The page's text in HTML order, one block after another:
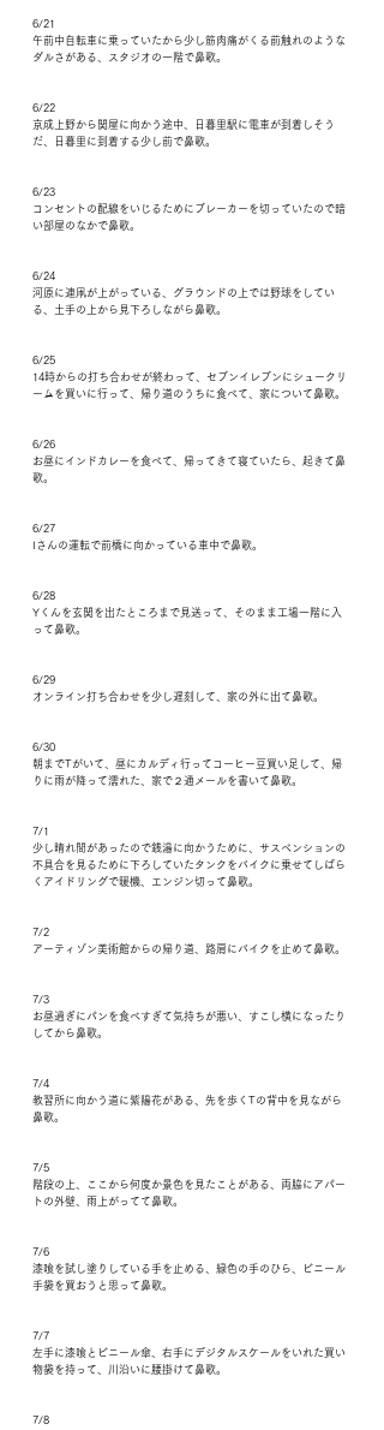
6/21
午前中自転車に乗っていたから少し筋肉痛がくる前触れのような
ダルさがある、スタジオの一階で鼻歌。
6/22
京成上野から関屋に向かう途中、日暮里駅に電車が到着しそう
だ、日暮里に到着する少し前で鼻歌。
6/23
コンセントの配線をいじるためにブレーカーを切っていたので暗
い部屋のなかで鼻歌。
6/24
河原に連凧が上がっている、グラウンドの上では野球をしてい
る、土手の上から見下ろしながら鼻歌。
6/25
14時からの打ち合わせが終わって、セブンイレブンにシュークリ
ームを買いに行って、帰り道のうちに食べて、家について鼻歌。
6/26
お昼にインドカレーを食べて、帰ってきて寝ていたら、起きて鼻
歌。
6/27
Iさんの運転で前橋に向かっている車中で鼻歌。
6/28
Yくんを玄関を出たところまで見送って、そのまま工場一階に入
って鼻歌。
6/29
オンライン打ち合わせを少し遅刻して、家の外に出て鼻歌。
6/30
朝までTがいて、昼にカルディ行ってコーヒー豆買い足して、帰
りに雨が降って濡れた、家で２通メールを書いて鼻歌。
7/1
少し晴れ間があったので銭湯に向かうために、サスペンションの
不具合を見るために下ろしていたタンクをバイクに乗せてしばら
くアイドリングで暖機、エンジン切って鼻歌。
7/2
アーティゾン美術館からの帰り道、路肩にバイクを止めて鼻歌。
7/3
お昼過ぎにパンを食べすぎて気持ちが悪い、すこし横になったり
してから鼻歌。
7/4
教習所に向かう道に紫陽花がある、先を歩くTの背中を見ながら
鼻歌。
7/5
階段の上、ここから何度か景色を見たことがある、両脇にアパー
トの外壁、雨上がってて鼻歌。
7/6
漆喰を試し塗りしている手を止める、緑色の手のひら、ビニール
手袋を買おうと思って鼻歌。
7/7
左手に漆喰とビニール傘、右手にデジタルスケールをいれた買い
物袋を持って、川沿いに腰掛けて鼻歌。
7/8